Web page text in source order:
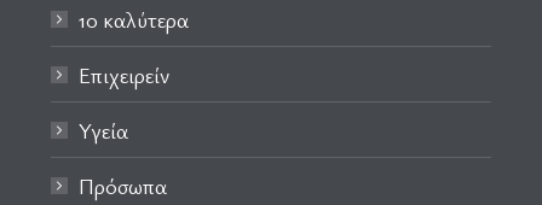
10 καλύτερα
Επιχειρείν
Υγεία
Πρόσωπα